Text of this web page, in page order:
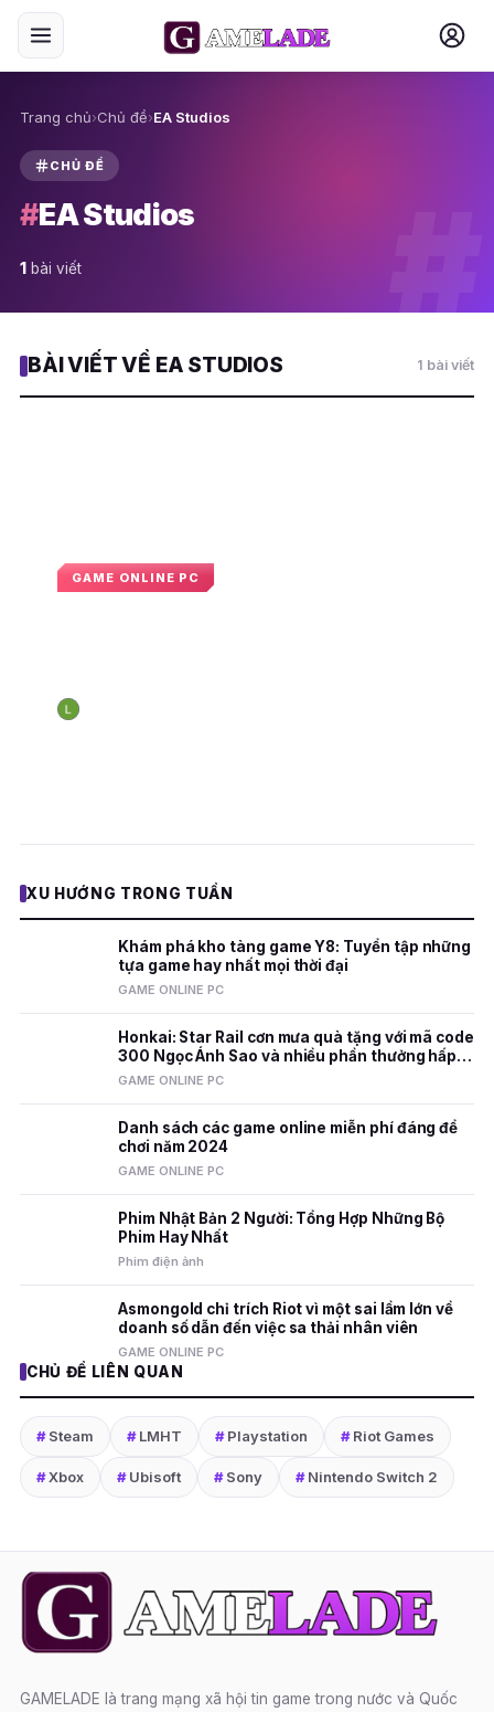
Trang chủ›Chủ đề›EA Studios
CHỦ ĐỀ
#EA Studios
1 bài viết #
BÀI VIẾT VỀ EA STUDIOS 1 bài viết
GAME ONLINE PC
N
XU HƯỚNG TRONG TUẦN
Khám phá kho tàng game Y8: Tuyển tập những
tựa game hay nhất mọi thời đại
GAME ONLINE PC
Honkai: Star Rail cơn mưa quà tặng với mã code
300 Ngọc Ánh Sao và nhiều phần thưởng hấp
dẫn
GAME ONLINE PC
Danh sách các game online miễn phí đáng để
chơi năm 2024
GAME ONLINE PC
Phim Nhật Bản 2 Người: Tổng Hợp Những Bộ
Phim Hay Nhất
Phim điện ảnh
Asmongold chỉ trích Riot vì một sai lầm lớn về
doanh số dẫn đến việc sa thải nhân viên
GAME ONLINE PC
CHỦ ĐỀ LIÊN QUAN
#Steam #LMHT #Playstation #Riot Games
#Xbox #Ubisoft #Sony #Nintendo Switch 2
GAMELADE là trang mạng xã hội tin game trong nước và Quốc